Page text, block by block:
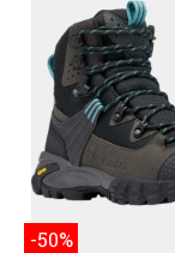
-50%